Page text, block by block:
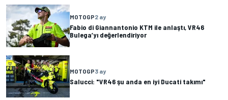
MOTOGP2 ay
Fabio di Giannantonio KTM ile anlaştı, VR46
Bulega’yı değerlendiriyor
MOTOGP3 ay
Salucci: "VR46 şu anda en iyi Ducati takımı"